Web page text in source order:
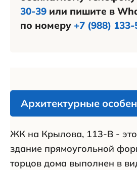
30-39 или пишите в
по номеру +7 (988)
Архитектурные
ЖК на Крылова, 113-В -
здание прямоугольной
торцов дома выполнен в